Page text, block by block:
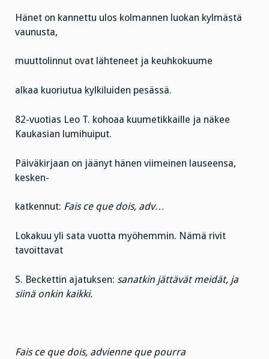
Hänet on kannettu ulos kolmannen luokan kylmästä
vaunusta,
muuttolinnut ovat lähteneet ja keuhkokuume
alkaa kuoriutua kylkiluiden pesässä.
82-vuotias Leo T. kohoaa kuumetikkaille ja näkee
Kaukasian lumihuiput.
Päiväkirjaan on jäänyt hänen viimeinen lauseensa,
kesken-
katkennut: Fais ce que dois, adv…
Lokakuu yli sata vuotta myöhemmin. Nämä rivit
tavoittavat
S. Beckettin ajatuksen: sanatkin jättävät meidät, ja
siinä onkin kaikki.
Fais ce que dois, advienne que pourra